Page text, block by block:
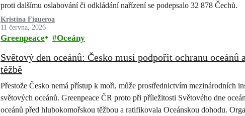
proti dalšímu oslabování či odkládání nařízení se podepsalo 32 878 Čechů.
Kristina Figueroa
11 června, 2026
Greenpeace Oceány
Světový den oceánů: Česko musí podpořit ochranu
těžbě
Přestože Česko nemá přístup k moři, může prostřednictvím mezinárodních
světových oceánů. Greenpeace ČR proto při příležitosti Světového dne
oceánů před hlubokomořskou těžbou a ratifikovala Oceánskou dohodu.